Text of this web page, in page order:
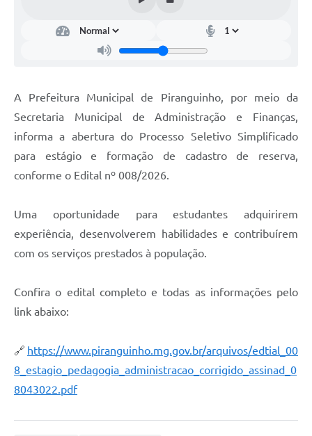
A Prefeitura Municipal de Piranguinho, por meio da
Secretaria Municipal de Administração e Finanças,
informa a abertura do Processo Seletivo Simplificado
para estágio e formação de cadastro de reserva,
conforme o Edital nº 008/2026.
Uma oportunidade para estudantes adquirirem
experiência, desenvolverem habilidades e contribuírem
com os serviços prestados à população.
Confira o edital completo e todas as informações pelo
link abaixo:
🔗 https://www.piranguinho.mg.gov.br/arquivos/edtial_00
8_estagio_pedagogia_administracao_corrigido_assinad_0
8043022.pdf